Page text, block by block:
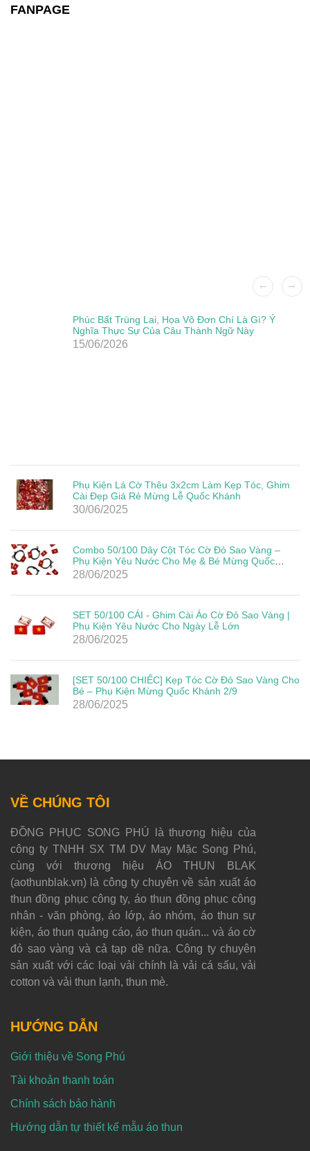
FANPAGE
Phúc Bất Trùng Lai, Họa Vô Đơn Chí Là Gì? Ý
Nghĩa Thực Sự Của Câu Thành Ngữ Này
15/06/2026
Phụ Kiện Lá Cờ Thêu 3x2cm Làm Kẹp Tóc, Ghim
Cài Đẹp Giá Rẻ Mừng Lễ Quốc Khánh
30/06/2025
Combo 50/100 Dây Cột Tóc Cờ Đỏ Sao Vàng –
Phụ Kiện Yêu Nước Cho Mẹ & Bé Mừng Quốc
Khánh 2/9
28/06/2025
SET 50/100 CÁI - Ghim Cài Áo Cờ Đỏ Sao Vàng |
Phụ Kiện Yêu Nước Cho Ngày Lễ Lớn
28/06/2025
[SET 50/100 CHIẾC] Kẹp Tóc Cờ Đỏ Sao Vàng Cho
Bé – Phụ Kiện Mừng Quốc Khánh 2/9
28/06/2025
VỀ CHÚNG TÔI
ĐỒNG PHỤC SONG PHÚ là thương hiệu của
công ty TNHH SX TM DV May Mặc Song Phú,
cùng với thương hiệu ÁO THUN BLAK
(aothunblak.vn) là công ty chuyên về sản xuất áo
thun đồng phục công ty, áo thun đồng phục công
nhân - văn phòng, áo lớp, áo nhóm, áo thun sự
kiện, áo thun quảng cáo, áo thun quán... và áo cờ
đỏ sao vàng và cả tạp dề nữa. Công ty chuyên
sản xuất với các loại vải chính là vải cá sấu, vải
cotton và vải thun lạnh, thun mè.
HƯỚNG DẪN
Giới thiệu về Song Phú
Tài khoản thanh toán
Chính sách bảo hành
Hướng dẫn tự thiết kế mẫu áo thun